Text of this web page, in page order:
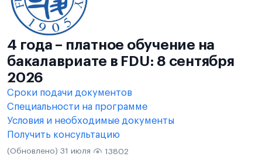
4 года – платное обучение на
бакалавриате в FDU: 8 сентября
2026
Сроки подачи документов
Специальности на программе
Условия и необходимые документы
Получить консультацию
(Обновлено) 31 июля 13802